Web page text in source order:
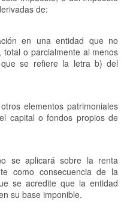
de:
en una entidad que no
o parcialmente al menos
se refiere la letra b) del
elementos patrimoniales
capital o fondos propios de
se aplicará sobre la renta
como consecuencia de la
se acredite que la entidad
su base imponible.